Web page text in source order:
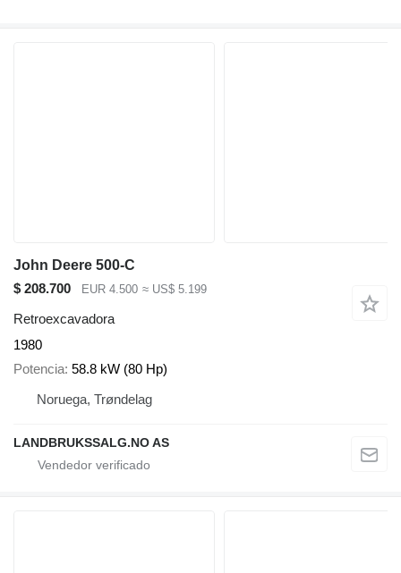
John Deere 500-C
$ 208.700
EUR 4.500 ≈ US$ 5.199
Retroexcavadora
1980
Potencia 58.8 kW (80 Hp)
Noruega, Trøndelag
LANDBRUKSSALG.NO AS